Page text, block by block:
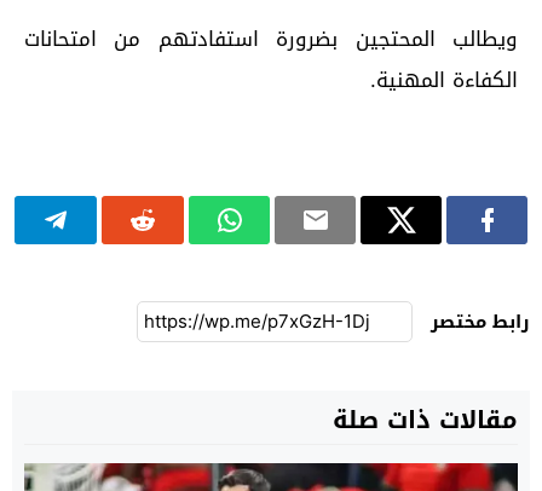
ويطالب المحتجين بضرورة استفادتهم من امتحانات
الكفاءة المهنية.
رابط مختصر
مقالات ذات صلة